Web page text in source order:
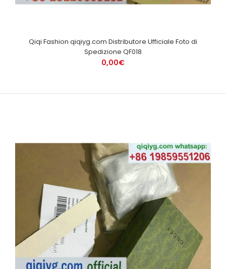
Qiqi Fashion qiqiyg.com Distributore Ufficiale Foto di
Spedizione QF018
0,00€